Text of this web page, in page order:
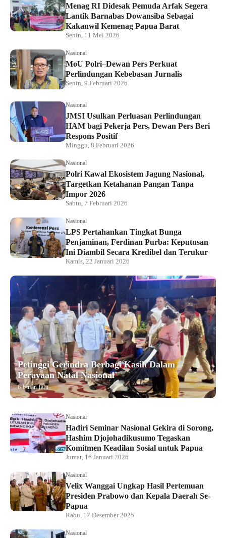
Menag RI Didesak Pemuda Arfak Segera
Lantik Barnabas Dowansiba Sebagai
Kakanwil Kemenag Papua Barat
Senin, 11 Mei 2026
Nasional
MoU Polri–Dewan Pers Perkuat
Perlindungan Kebebasan Jurnalis
Senin, 9 Februari 2026
Nasional
JMSI Usulkan Perluasan Perlindungan
HAM bagi Pekerja Pers, Dewan Pers Beri
Respons Positif
Minggu, 8 Februari 2026
Nasional
Polri Kawal Ekosistem Jagung Nasional,
Targetkan Ketahanan Pangan Tanpa
Impor 2026
Sabtu, 7 Februari 2026
Nasional
LPS Pertahankan Tingkat Bunga
Penjaminan, Ferdinan Purba: Keputusan
Ini Diambil Secara Kredibel dan Terukur
Kamis, 22 Januari 2026
Petinggi Gerindra Berbagi Kasih Dalam
Perayaan Natal Nasional
6 bulan lalu
Nasional
Hadiri Seminar Nasional Gekira di Sorong,
Hashim Djojohadikusumo Tegaskan
Komitmen Keadilan Sosial untuk Papua
Jumat, 16 Januari 2026
Nasional
Velix Wanggai Ungkap Hasil Pertemuan
Presiden Prabowo dan Kepala Daerah Se-
Papua
Rabu, 17 Desember 2025
Nasional